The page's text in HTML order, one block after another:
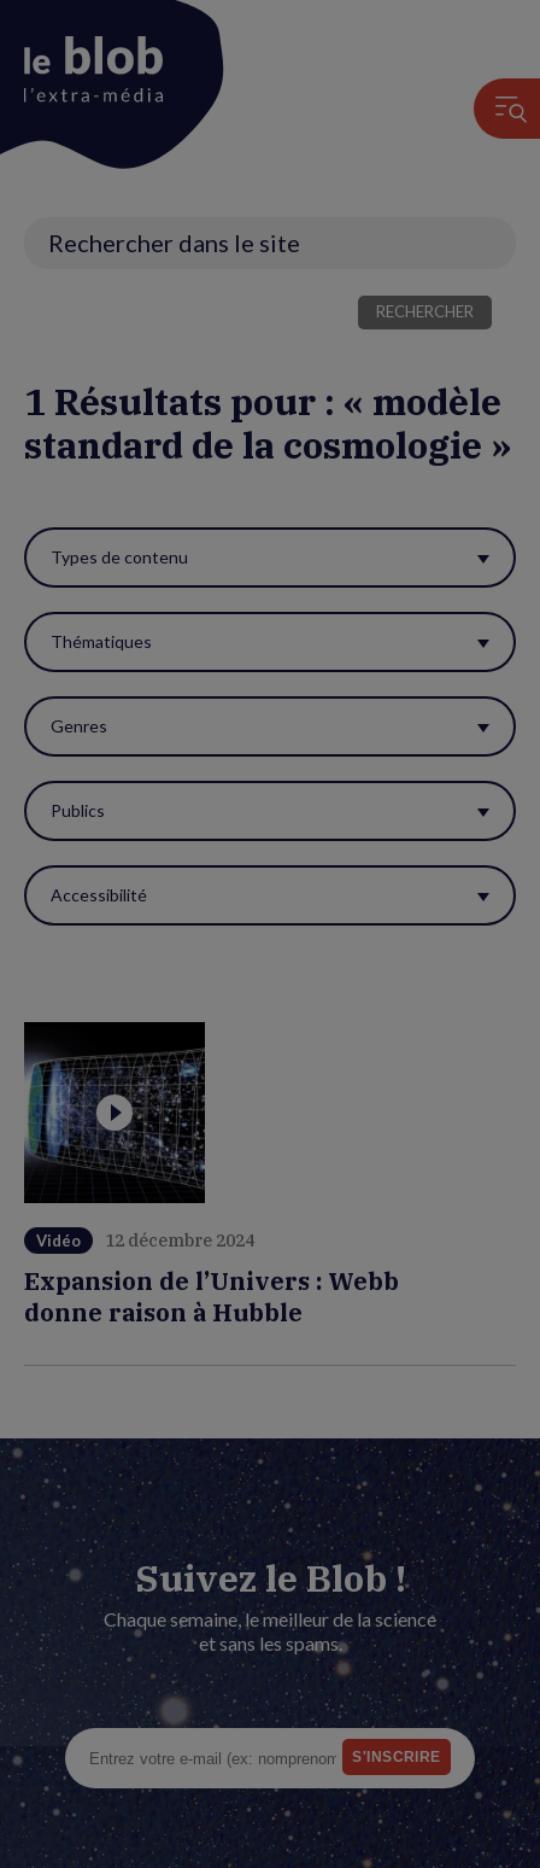
1 Résultats pour : « modèle
standard de la cosmologie »
ces
filtres
pour
réactualiser
la
page.
Types de contenu
Thématiques
Genres
Publics
Accessibilité
Vidéo 12 décembre 2024
Expansion de l’Univers : Webb
donne raison à Hubble
Suivez le Blob !
Chaque semaine, le meilleur de la science
et sans les spams.